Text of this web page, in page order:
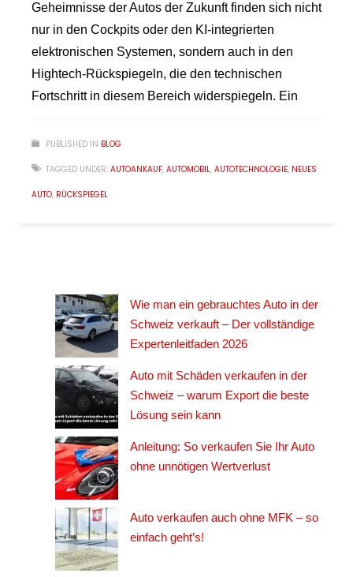
Geheimnisse der Autos der Zukunft finden sich nicht
nur in den Cockpits oder den KI-integrierten
elektronischen Systemen, sondern auch in den
Hightech-Rückspiegeln, die den technischen
Fortschritt in diesem Bereich widerspiegeln. Ein
PUBLISHED IN BLOG
TAGGED UNDER: AUTOANKAUF, AUTOMOBIL, AUTOTECHNOLOGIE, NEUES
AUTO, RÜCKSPIEGEL
Wie man ein gebrauchtes Auto in der
Schweiz verkauft – Der vollständige
Expertenleitfaden 2026
Auto mit Schäden verkaufen in der
Schweiz – warum Export die beste
Lösung sein kann
Anleitung: So verkaufen Sie Ihr Auto
ohne unnötigen Wertverlust
Auto verkaufen auch ohne MFK – so
einfach geht’s!